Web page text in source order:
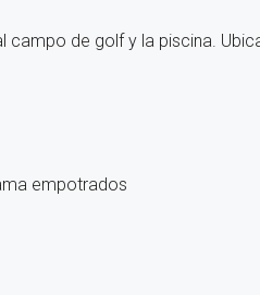
de golf y la piscina.
empotrados